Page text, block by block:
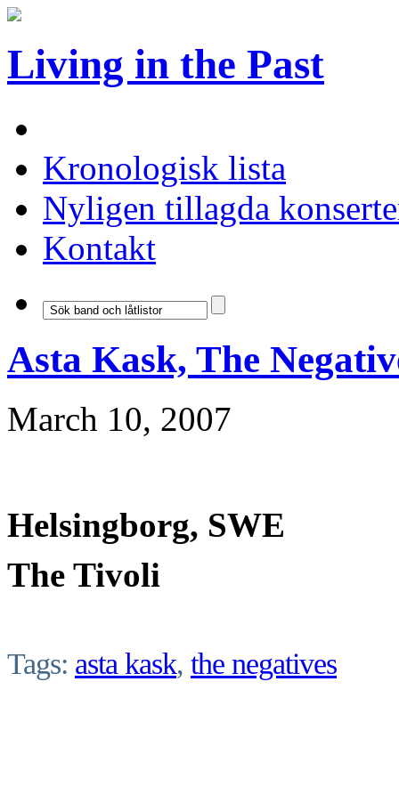
Living in the Past
Kronologisk lista
Nyligen tillagda
Kontakt
Asta Kask, The
March 10, 2007
Helsingborg, SWE
The Tivoli
Tags: asta kask, the negatives